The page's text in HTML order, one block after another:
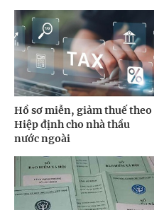
Hồ sơ miễn, giảm thuế theo
Hiệp định cho nhà thầu
nước ngoài